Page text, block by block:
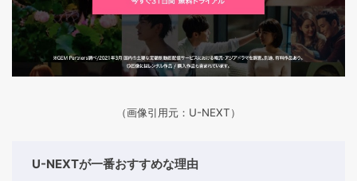
（画像引用元：U-NEXT）
U-NEXTが一番おすすめな理由